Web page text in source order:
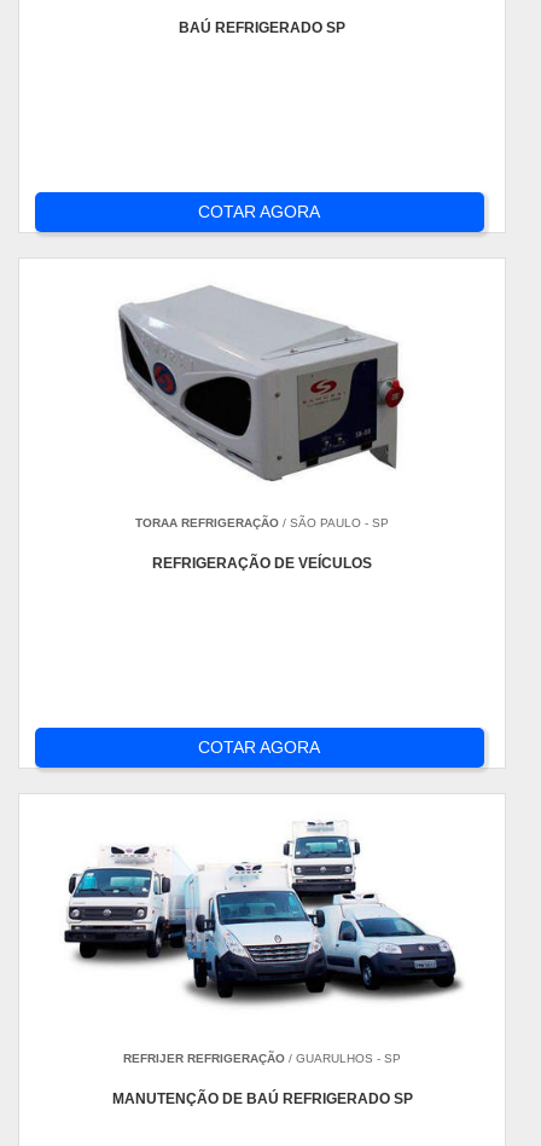
BAÚ REFRIGERADO SP
COTAR AGORA
TORAA REFRIGERAÇÃO / SÃO PAULO - SP
REFRIGERAÇÃO DE VEÍCULOS
COTAR AGORA
REFRIJER REFRIGERAÇÃO / GUARULHOS - SP
MANUTENÇÃO DE BAÚ REFRIGERADO SP